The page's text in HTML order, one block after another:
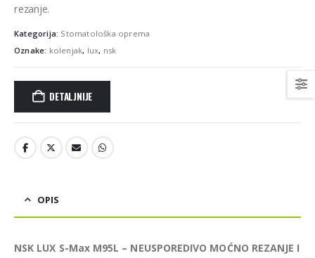
rezanje.
Kategorija: Stomatološka oprema
Oznake: kolenjak, lux, nsk
DETALJNIJE
OPIS
NSK LUX S-Max M95L – NEUSPOREDIVO MOĆNO REZANJE I